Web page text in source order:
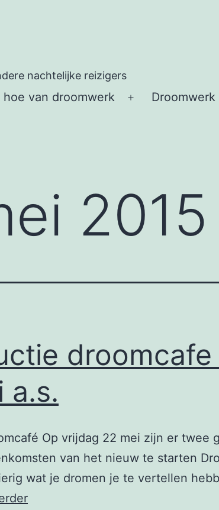
nachtelijke reizigers
van droomwerk
Open
2015
droomcafe
a.s.
Op vrijdag 22 mei zijn er twee
van het nieuw te starten
wat je dromen je te vertellen
Introductie